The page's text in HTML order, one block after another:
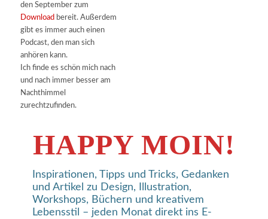
den September zum
Download bereit. Außerdem
gibt es immer auch einen
Podcast, den man sich
anhören kann.
Ich finde es schön mich nach
und nach immer besser am
Nachthimmel
zurechtzufinden.
HAPPY MOIN!
Inspirationen, Tipps und Tricks, Gedanken
und Artikel zu Design, Illustration,
Workshops, Büchern und kreativem
Lebensstil – jeden Monat direkt ins E-